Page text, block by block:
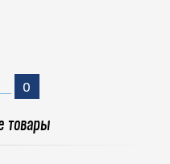
0
товары